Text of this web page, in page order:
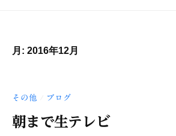
・
ミ
ニ
月: 2016年12月
その他 ブログ
朝まで生テレビ
ケ
ン
（